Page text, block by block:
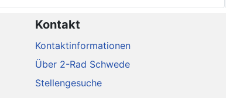
Kontakt
Kontaktinformationen
Über 2-Rad Schwede
Stellengesuche